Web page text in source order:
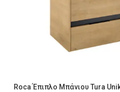
Roca Έπιπλο Μπάνιου Tura